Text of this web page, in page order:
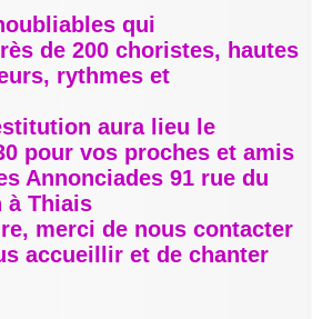
qui
de 200 choristes, hautes
rythmes et
aura lieu le
pour vos proches et amis
Annonciades 91 rue du
à Thiais
merci de nous contacter
accueillir et de chanter